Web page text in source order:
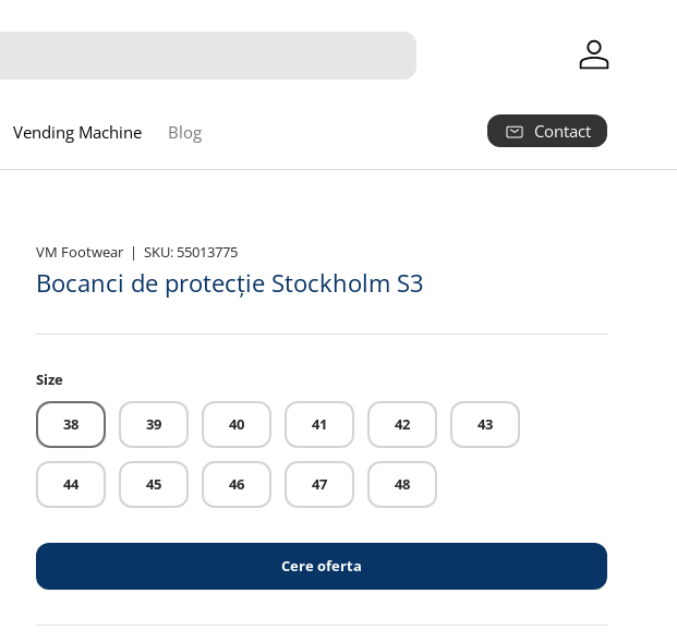
Vending Machine Blog Contact
VM Footwear |SKU: 55013775
Bocanci de protecție Stockholm S3
Size
38 39 40 41 42 43
44 45 46 47 48
Cere oferta